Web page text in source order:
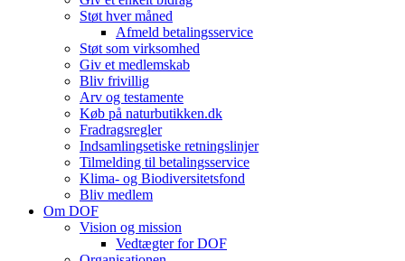
Støt hver måned
Afmeld betalingsservice
Støt som virksomhed
Giv et medlemskab
Bliv frivillig
Arv og testamente
Køb på naturbutikken.dk
Fradragsregler
Indsamlingsetiske retningslinjer
Tilmelding til betalingsservice
Klima- og Biodiversitetsfond
Bliv medlem
Om DOF
Vision og mission
Vedtægter for DOF